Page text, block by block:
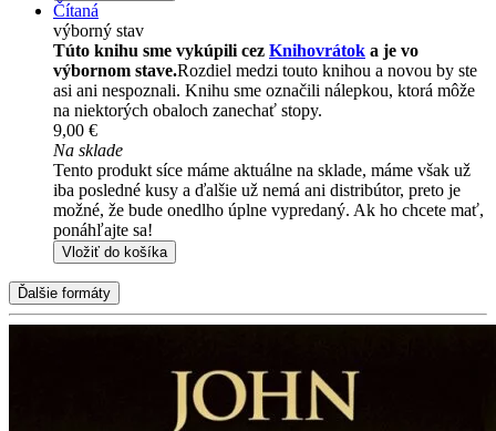
Čítaná
výborný stav
Túto knihu sme vykúpili cez Knihovrátok a je vo
výbornom stave.Rozdiel medzi touto knihou a novou by ste
asi ani nespoznali. Knihu sme označili nálepkou, ktorá môže
na niektorých obaloch zanechať stopy.
9,00 €
Na sklade
Tento produkt síce máme aktuálne na sklade, máme však už
iba posledné kusy a ďalšie už nemá ani distribútor, preto je
možné, že bude onedlho úplne vypredaný. Ak ho chcete mať,
ponáhľajte sa!
Vložiť do košíka
Ďalšie formáty